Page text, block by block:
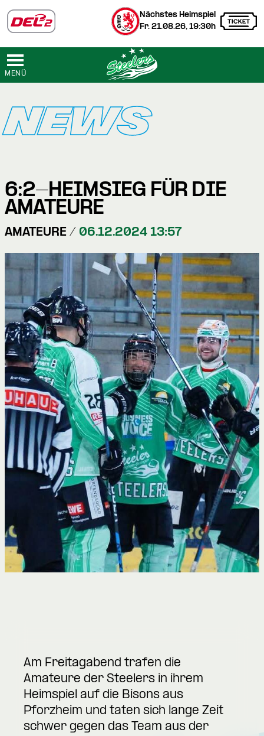
Nächstes Heimspiel
Fr. 21.08.26, 19:30h
MENÜ
NEWS
6:2-HEIMSIEG FÜR DIE
AMATEURE
AMATEURE / 06.12.2024 13:57
Am Freitagabend trafen die
Amateure der Steelers in ihrem
Heimspiel auf die Bisons aus
Pforzheim und taten sich lange Zeit
schwer gegen das Team aus der